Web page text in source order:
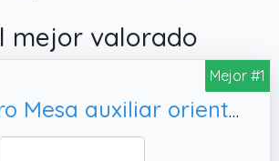
mejor valorado
Mejor #1
Casa Moro Mesa auxiliar oriental Rakim marrón, mesa de sofá boho chic | MA44-31